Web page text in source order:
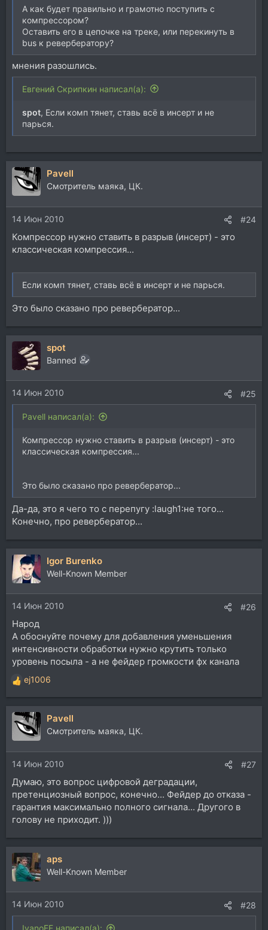
А как будет правильно и грамотно поступить с
компрессором?
Оставить его в цепочке на треке, или перекинуть в
bus к ревербератору?
мнения разошлись.
Евгений Скрипкин написал(а):
spot, Если комп тянет, ставь всё в инсерт и не
парься.
Pavell
Смотритель маяка, ЦК.
14 Июн 2010 #24
Компрессор нужно ставить в разрыв (инсерт) - это
классическая компрессия...
Если комп тянет, ставь всё в инсерт и не парься.
Это было сказано про ревербератор...
spot
Banned
14 Июн 2010 #25
Pavell написал(а):
Компрессор нужно ставить в разрыв (инсерт) - это
классическая компрессия...
Это было сказано про ревербератор...
Да-да, это я чего то с перепугу :laugh1:не того...
Конечно, про ревербератор...
Igor Burenko
Well-Known Member
14 Июн 2010 #26
Народ
А обоснуйте почему для добавления уменьшения
интенсивности обработки нужно крутить только
уровень посыла - а не фейдер громкости фх канала
Р
е
а
к
и
и
:
ej1006
Pavell
Смотритель маяка, ЦК.
14 Июн 2010 #27
Думаю, это вопрос цифровой деградации,
претенциозный вопрос, конечно... Фейдер до отказа -
гарантия максимально полного сигнала... Другого в
голову не приходит. )))
aps
Well-Known Member
14 Июн 2010 #28
IvanoFF написал(а):